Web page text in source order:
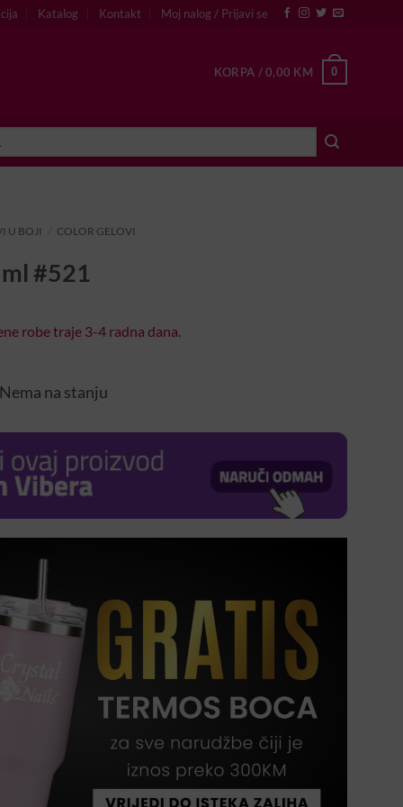
Katalog Kontakt Moj nalog / Prijavi se
KORPA /0,00 KM 0
U BOJI COLOR GELOVI
#521
robe traje 3-4 radna dana.
Nema na stanju